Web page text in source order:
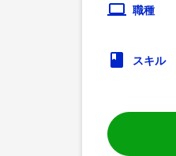
職種
スキル